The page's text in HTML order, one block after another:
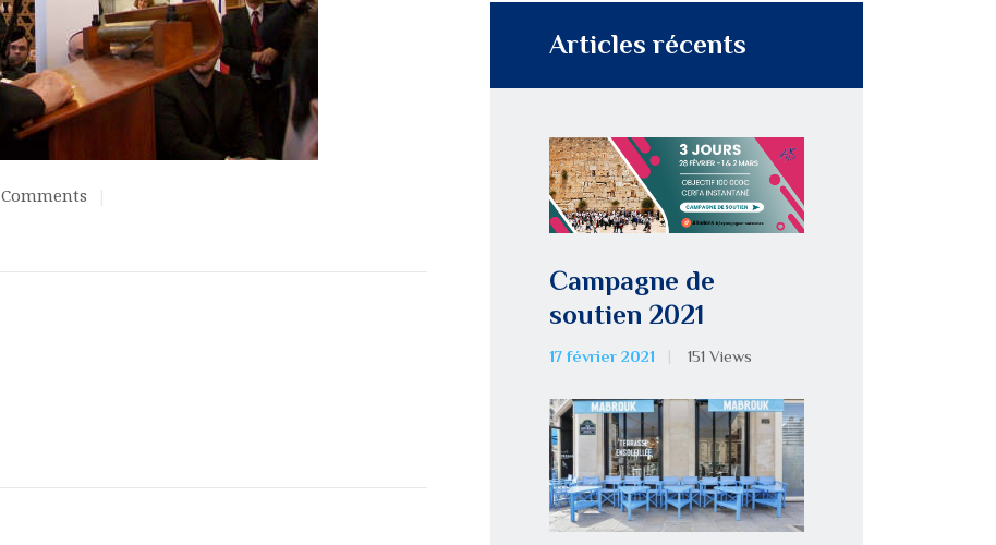
Comments
Articles récents
Campagne de
soutien 2021
17 février 2021 151 Views